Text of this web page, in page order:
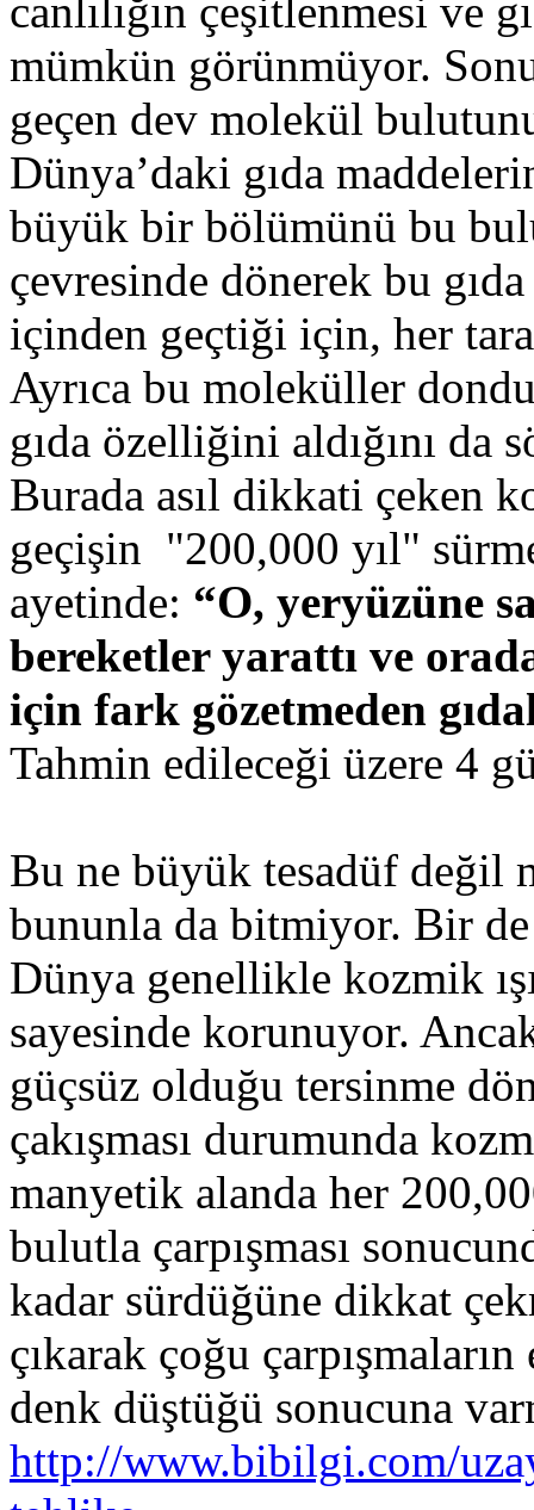
canlılığın çeşitlenmesi ve
mümkün görünmüyor.
geçen dev molekül
Dünya’daki gıda
büyük bir bölümünü bu
çevresinde dönerek bu
içinden geçtiği için, her
Ayrıca bu moleküller
gıda özelliğini aldığını da
Burada asıl dikkati çeken
geçişin "200,000 yıl"
ayetinde: “O, yeryüzüne
bereketler yarattı ve
için fark gözetmeden
Tahmin edileceği üzere 4
Bu ne büyük tesadüf değil
bununla da bitmiyor. Bir
Dünya genellikle kozmik
sayesinde korunuyor.
güçsüz olduğu tersinme
çakışması durumunda
manyetik alanda her
bulutla çarpışması
kadar sürdüğüne dikkat
çıkarak çoğu
denk düştüğü sonucuna
http://www.bibilgi.com/